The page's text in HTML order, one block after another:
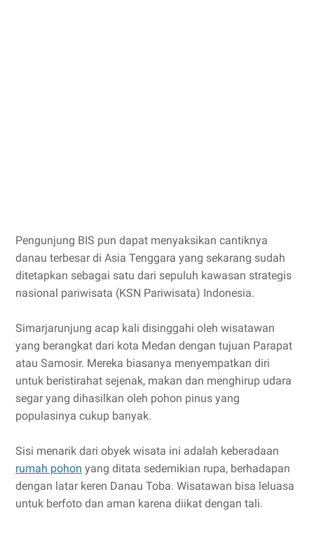
Pengunjung BIS pun dapat menyaksikan cantiknya
danau terbesar di Asia Tenggara yang sekarang sudah
ditetapkan sebagai satu dari sepuluh kawasan strategis
nasional pariwisata (KSN Pariwisata) Indonesia.
Simarjarunjung acap kali disinggahi oleh wisatawan
yang berangkat dari kota Medan dengan tujuan Parapat
atau Samosir. Mereka biasanya menyempatkan diri
untuk beristirahat sejenak, makan dan menghirup udara
segar yang dihasilkan oleh pohon pinus yang
populasinya cukup banyak.
Sisi menarik dari obyek wisata ini adalah keberadaan
rumah pohon yang ditata sedemikian rupa, berhadapan
dengan latar keren Danau Toba. Wisatawan bisa leluasa
untuk berfoto dan aman karena diikat dengan tali.